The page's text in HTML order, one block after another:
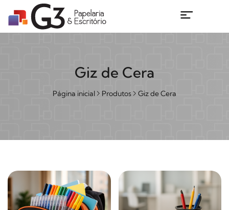
Giz de Cera
Página inicial Produtos Giz de Cera